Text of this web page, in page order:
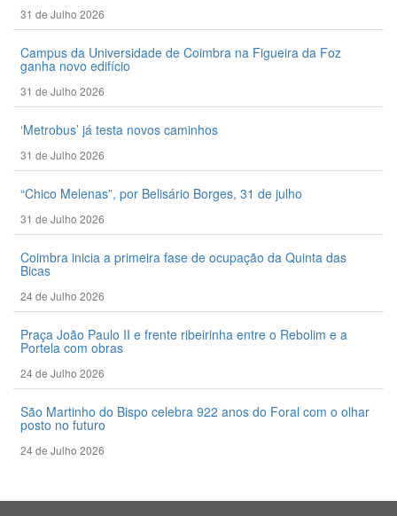
31 de Julho 2026
Campus da Universidade de Coimbra na Figueira da Foz
ganha novo edifício
31 de Julho 2026
‘Metrobus’ já testa novos caminhos
31 de Julho 2026
“Chico Melenas”, por Belisário Borges, 31 de julho
31 de Julho 2026
Coimbra inicia a primeira fase de ocupação da Quinta das
Bicas
24 de Julho 2026
Praça João Paulo II e frente ribeirinha entre o Rebolim e a
Portela com obras
24 de Julho 2026
São Martinho do Bispo celebra 922 anos do Foral com o olhar
posto no futuro
24 de Julho 2026